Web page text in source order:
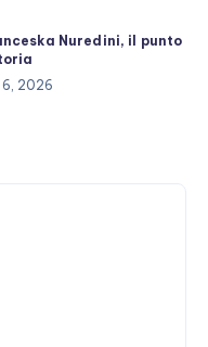
Nuredini, il punto
6, 2026